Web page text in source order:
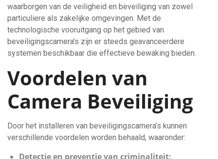
waarborgen van de veiligheid en beveiliging van zowel
particuliere als zakelijke omgevingen. Met de
technologische vooruitgang op het gebied van
beveiligingscamera’s zijn er steeds geavanceerdere
systemen beschikbaar die effectieve bewaking bieden.
Voordelen van
Camera Beveiliging
Door het installeren van beveiligingscamera’s kunnen
verschillende voordelen worden behaald, waaronder:
Detectie en preventie van criminaliteit: